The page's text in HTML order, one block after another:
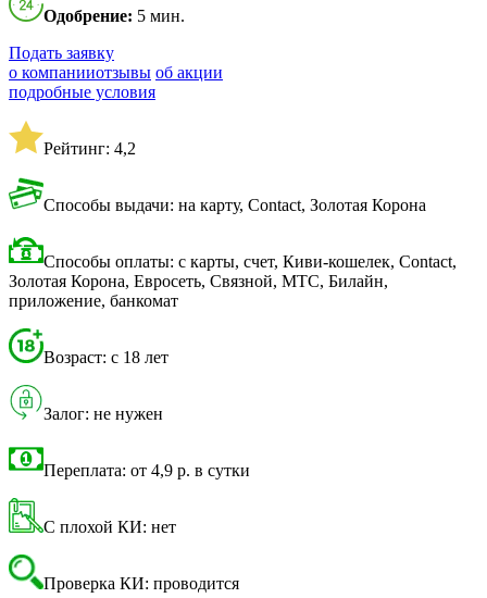
Одобрение: 5 мин.
Подать заявку
о компанииотзывы об акции
подробные условия
Рейтинг: 4,2
Способы выдачи: на карту, Contact, Золотая Корона
Способы оплаты: с карты, счет, Киви-кошелек, Contact,
Золотая Корона, Евросеть, Связной, МТС, Билайн,
приложение, банкомат
Возраст: с 18 лет
Залог: не нужен
Переплата: от 4,9 р. в сутки
С плохой КИ: нет
Проверка КИ: проводится